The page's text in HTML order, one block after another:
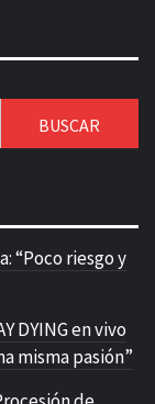
“Poco riesgo y
DYING en vivo
misma pasión”